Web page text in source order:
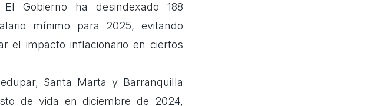
El Gobierno ha desindexado 188
mínimo para 2025, evitando
el impacto inflacionario en ciertos
Santa Marta y Barranquilla
de vida en diciembre de 2024,